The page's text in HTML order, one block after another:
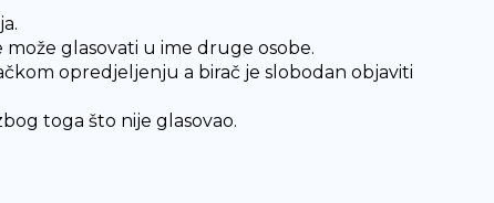
glasovati u ime druge osobe.
opredjeljenju a birač je slobodan objaviti
toga što nije glasovao.